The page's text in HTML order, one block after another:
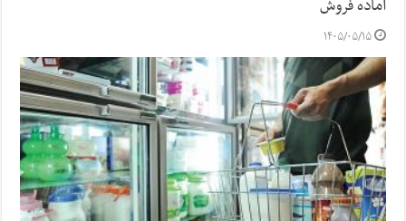
آماده فروش
۱۴۰۵/۰۵/۱۵